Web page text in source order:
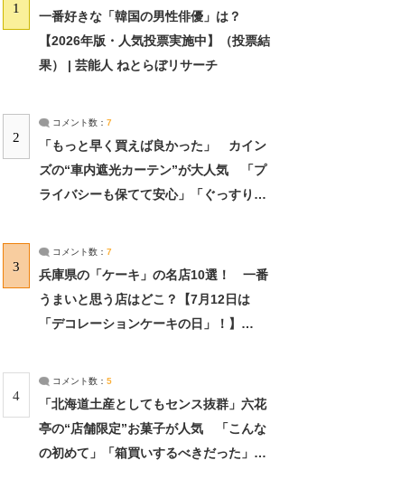
1
一番好きな「韓国の男性俳優」は？
【2026年版・人気投票実施中】（投票結
果） | 芸能人 ねとらぼリサーチ
2
コメント数： 7
「もっと早く買えば良かった」 カイン
ズの“車内遮光カーテン”が大人気 「プ
ライバシーも保てて安心」「ぐっすり眠
3
コメント数： 7
兵庫県の「ケーキ」の名店10選！ 一番
うまいと思う店はどこ？【7月12日は
「デコレーションケーキの日」！】
4
コメント数： 5
「北海道土産としてもセンス抜群」六花
亭の“店舗限定”お菓子が人気 「こんな
の初めて」「箱買いするべきだった」